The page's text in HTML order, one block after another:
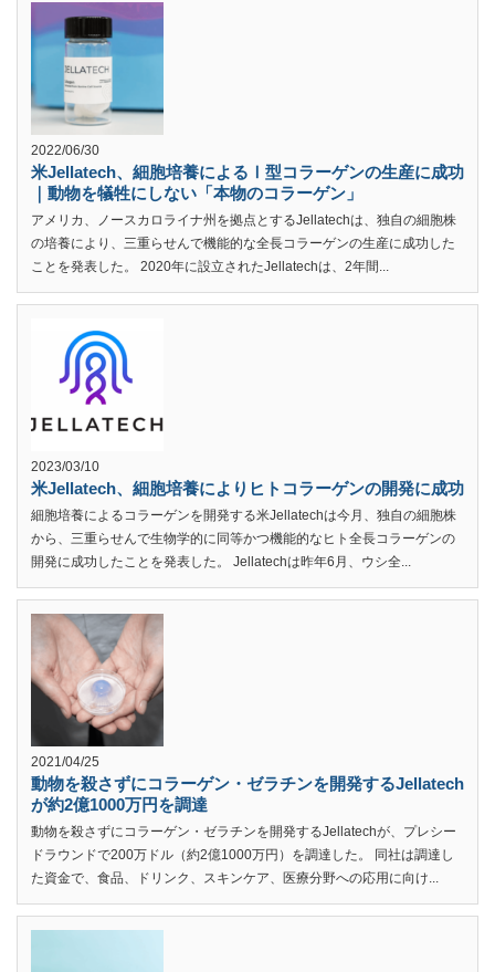
2022/06/30
米Jellatech、細胞培養によるⅠ型コラーゲンの生産に成功
｜動物を犠牲にしない「本物のコラーゲン」
アメリカ、ノースカロライナ州を拠点とするJellatechは、独自の細胞株
の培養により、三重らせんで機能的な全長コラーゲンの生産に成功した
ことを発表した。 2020年に設立されたJellatechは、2年間...
2023/03/10
米Jellatech、細胞培養によりヒトコラーゲンの開発に成功
細胞培養によるコラーゲンを開発する米Jellatechは今月、独自の細胞株
から、三重らせんで生物学的に同等かつ機能的なヒト全長コラーゲンの
開発に成功したことを発表した。 Jellatechは昨年6月、ウシ全...
2021/04/25
動物を殺さずにコラーゲン・ゼラチンを開発するJellatech
が約2億1000万円を調達
動物を殺さずにコラーゲン・ゼラチンを開発するJellatechが、プレシー
ドラウンドで200万ドル（約2億1000万円）を調達した。 同社は調達し
た資金で、食品、ドリンク、スキンケア、医療分野への応用に向け...